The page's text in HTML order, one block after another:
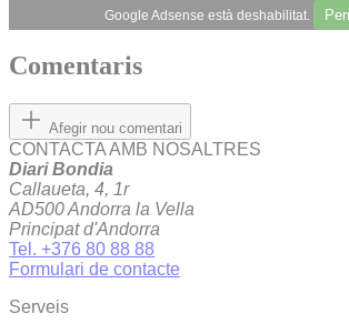
Google Adsense està deshabilitat.
Comentaris
Afegir nou comentari
CONTACTA AMB NOSALTRES
Diari Bondia
Callaueta, 4, 1r
AD500 Andorra la Vella
Principat d'Andorra
Tel. +376 80 88 88
Formulari de contacte
Serveis